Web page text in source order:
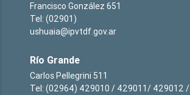
Francisco González 651
Tel: (02901)
ushuaia@ipvtdf.gov.ar
Río Grande
Carlos Pellegrini 511
Tel: (02964) 429010 / 429011/ 429012 /